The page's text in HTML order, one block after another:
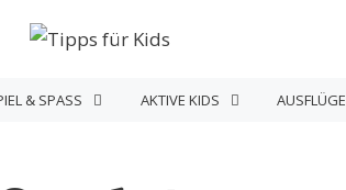
& SPASS AKTIVE KIDS